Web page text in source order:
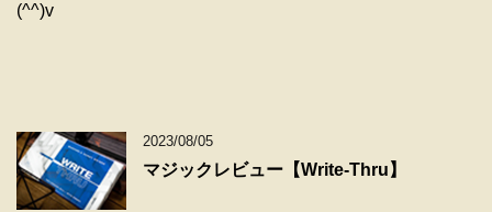
(^^)v
2023/08/05
マジックレビュー【Write-Thru】